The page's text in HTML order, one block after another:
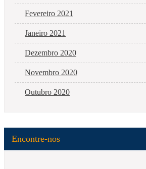
Fevereiro 2021
Janeiro 2021
Dezembro 2020
Novembro 2020
Outubro 2020
Encontre-nos